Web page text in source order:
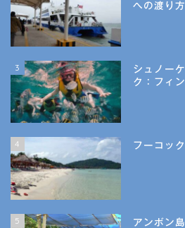
への渡り方
3
シュノー
ク：フィ
4 フーコッ
5 アンボン